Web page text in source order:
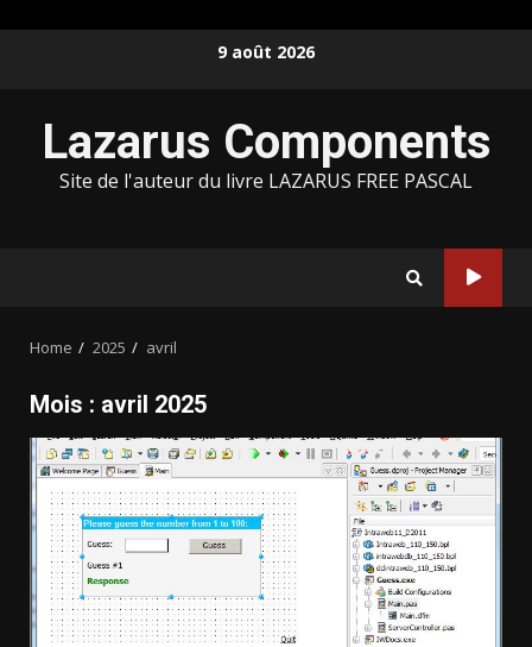
9 août 2026
Lazarus Components
Site de l'auteur du livre LAZARUS FREE PASCAL
Home 2025 avril
Mois : avril 2025